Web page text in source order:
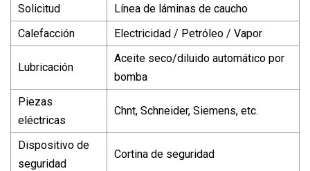
Solicitud
Línea de láminas de caucho
Calefacción
Electricidad / Petróleo / Vapor
Lubricación
Aceite seco/diluido automático por
bomba
Piezas
eléctricas
Chnt, Schneider, Siemens, etc.
Dispositivo de
seguridad
Cortina de seguridad